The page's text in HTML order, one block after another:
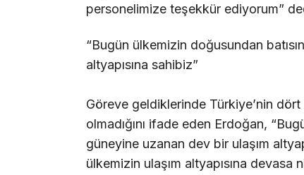
personelimize teşekkür ediyorum”
“Bugün ülkemizin doğusundan
altyapısına sahibiz”
Göreve geldiklerinde Türkiye’nin dört
olmadığını ifade eden Erdoğan,
güneyine uzanan dev bir ulaşım
ülkemizin ulaşım altyapısına devasa